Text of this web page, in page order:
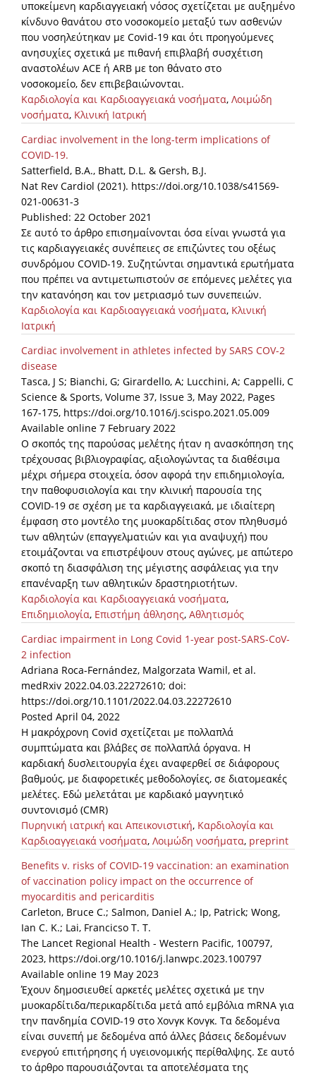
υποκείμενη καρδιαγγειακή νόσος σχετίζεται με αυξημένο
κίνδυνο θανάτου στο νοσοκομείο μεταξύ των ασθενών
που νοσηλεύτηκαν με Covid-19 και ότι προηγούμενες
ανησυχίες σχετικά με πιθανή επιβλαβή συσχέτιση
αναστολέων ACE ή ARB με ton θάνατο στο
νοσοκομείο, δεν επιβεβαιώνονται.
Καρδιολογία και Καρδιοαγγειακά νοσήματα, Λοιμώδη
νοσήματα, Κλινική Ιατρική
Cardiac involvement in the long-term implications of
COVID-19.
Satterfield, B.A., Bhatt, D.L. & Gersh, B.J.
Nat Rev Cardiol (2021). https://doi.org/10.1038/s41569-
021-00631-3
Published: 22 October 2021
Σε αυτό το άρθρο επισημαίνoνται όσα είναι γνωστά για
τις καρδιαγγειακές συνέπειες σε επιζώντες του οξέως
συνδρόμου COVID-19. Συζητώνται σημαντικά ερωτήματα
που πρέπει να αντιμετωπιστούν σε επόμενες μελέτες για
την κατανόηση και τον μετριασμό των συνεπειών.
Καρδιολογία και Καρδιοαγγειακά νοσήματα, Κλινική
Ιατρική
Cardiac involvement in athletes infected by SARS COV-2
disease
Tasca, J S; Bianchi, G; Girardello, A; Lucchini, A; Cappelli, C
Science & Sports, Volume 37, Issue 3, May 2022, Pages
167-175, https://doi.org/10.1016/j.scispo.2021.05.009
Available online 7 February 2022
Ο σκοπός της παρούσας μελέτης ήταν η ανασκόπηση της
τρέχουσας βιβλιογραφίας, αξιολογώντας τα διαθέσιμα
μέχρι σήμερα στοιχεία, όσον αφορά την επιδημιολογία,
την παθοφυσιολογία και την κλινική παρουσία της
COVID-19 σε σχέση με τα καρδιαγγειακά, με ιδιαίτερη
έμφαση στο μοντέλο της μυοκαρδίτιδας στον πληθυσμό
των αθλητών (επαγγελματιών και για αναψυχή) που
ετοιμάζονται να επιστρέψουν στους αγώνες, με απώτερο
σκοπό τη διασφάλιση της μέγιστης ασφάλειας για την
επανέναρξη των αθλητικών δραστηριοτήτων.
Καρδιολογία και Καρδιοαγγειακά νοσήματα,
Επιδημιολογία, Επιστήμη άθλησης, Αθλητισμός
Cardiac impairment in Long Covid 1-year post-SARS-CoV-
2 infection
Adriana Roca-Fernández, Malgorzata Wamil, et al.
medRxiv 2022.04.03.22272610; doi:
https://doi.org/10.1101/2022.04.03.22272610
Posted April 04, 2022
Η μακρόχρονη Covid σχετίζεται με πολλαπλά
συμπτώματα και βλάβες σε πολλαπλά όργανα. Η
καρδιακή δυσλειτουργία έχει αναφερθεί σε διάφορους
βαθμούς, με διαφορετικές μεθοδολογίες, σε διατομεακές
μελέτες. Εδώ μελετάται με καρδιακό μαγνητικό
συντονισμό (CMR)
Πυρηνική ιατρική και Απεικονιστική, Καρδιολογία και
Καρδιοαγγειακά νοσήματα, Λοιμώδη νοσήματα, preprint
Benefits v. risks of COVID-19 vaccination: an examination
of vaccination policy impact on the occurrence of
myocarditis and pericarditis
Carleton, Bruce C.; Salmon, Daniel A.; Ip, Patrick; Wong,
Ian C. K.; Lai, Francicso T. T.
The Lancet Regional Health - Western Pacific, 100797,
2023, https://doi.org/10.1016/j.lanwpc.2023.100797
Available online 19 May 2023
Έχουν δημοσιευθεί αρκετές μελέτες σχετικά με την
μυοκαρδίτιδα/περικαρδίτιδα μετά από εμβόλια mRNA για
την πανδημία COVID-19 στο Χονγκ Κονγκ. Τα δεδομένα
είναι συνεπή με δεδομένα από άλλες βάσεις δεδομένων
ενεργού επιτήρησης ή υγειονομικής περίθαλψης. Σε αυτό
το άρθρο παρουσιάζονται τα αποτελέσματα της